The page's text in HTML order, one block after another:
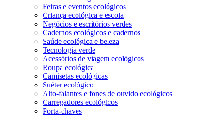
Feiras e eventos ecológicos
Criança ecológica e escola
Negócios e escritórios verdes
Cadernos ecológicos e cadernos
Saúde ecológica e beleza
Tecnologia verde
Acessórios de viagem ecológicos
Roupa ecológica
Camisetas ecológicas
Suéter ecológico
Alto-falantes e fones de ouvido ecológicos
Carregadores ecológicos
Porta-chaves